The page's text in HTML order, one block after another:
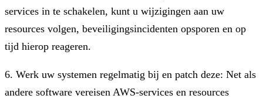
services in te schakelen, kunt u wijzigingen aan uw
resources volgen, beveiligingsincidenten opsporen en op
tijd hierop reageren.
6. Werk uw systemen regelmatig bij en patch deze: Net als
andere software vereisen AWS-services en resources